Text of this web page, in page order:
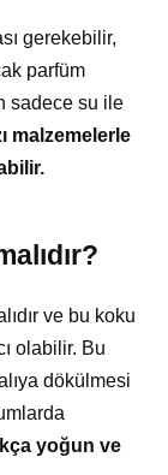
gerekebilir,
parfüm
sadece su ile
malzemelerle
ve bu koku
olabilir. Bu
dökülmesi
yoğun ve